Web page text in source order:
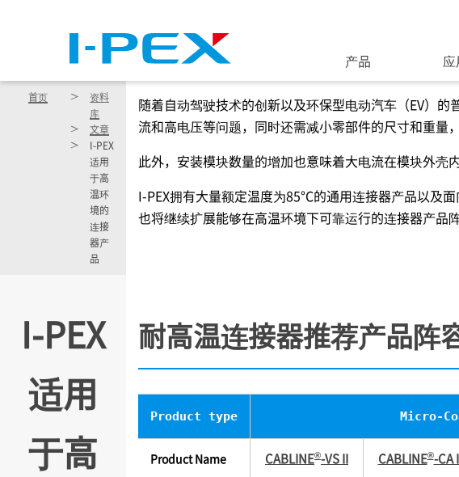
产品
首页
资料
库
文章
I-PEX
适用
于高
温环
境的
连接
器产
品
I-PEX
适用
于高
随着自动驾驶技术的创新以及环保型电动汽车（EV）
流和高电压等问题，同时还需减小零部件的尺寸和重量
此外，安装模块数量的增加也意味着大电流在模块外壳
I-PEX拥有大量额定温度为85°C的通用连接器产品以及
也将继续扩展能够在高温环境下可靠运行的连接器产品阵
耐高温连接器推荐产品阵
Product type Micro-
Product Name CABLINE®-VS II CABLINE®-CA